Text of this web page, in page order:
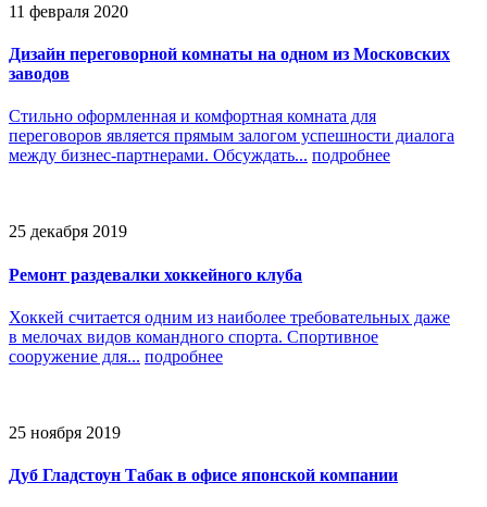
11 февраля 2020
Дизайн переговорной комнаты на одном из Московских
заводов
Стильно оформленная и комфортная комната для
переговоров является прямым залогом успешности диалога
между бизнес-партнерами. Обсуждать... подробнее
25 декабря 2019
Ремонт раздевалки хоккейного клуба
Хоккей считается одним из наиболее требовательных даже
в мелочах видов командного спорта. Спортивное
сооружение для... подробнее
25 ноября 2019
Дуб Гладстоун Табак в офисе японской компании